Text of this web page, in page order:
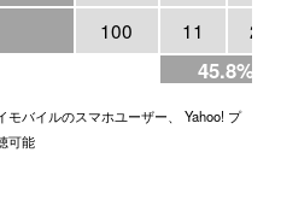
100 11 24
45.8%
バイルのスマホユーザー、 Yahoo! プ
可能